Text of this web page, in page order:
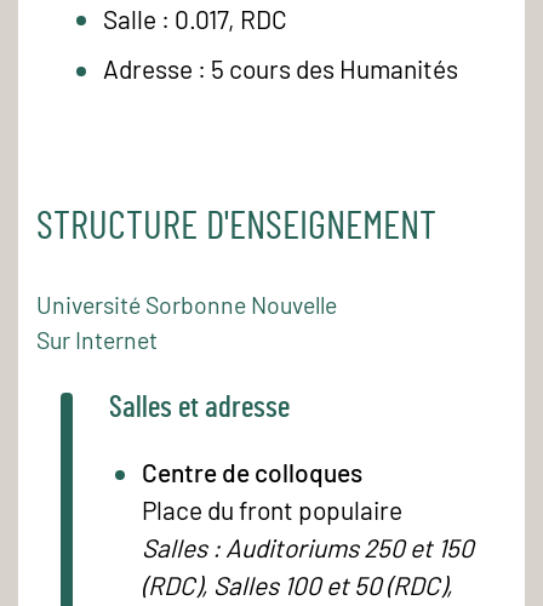
Salle : 0.017, RDC
Adresse : 5 cours des Humanités
STRUCTURE D'ENSEIGNEMENT
Université Sorbonne Nouvelle
Sur Internet
Salles et adresse
Centre de colloques
Place du front populaire
Salles : Auditoriums 250 et 150
(RDC), Salles 100 et 50 (RDC),